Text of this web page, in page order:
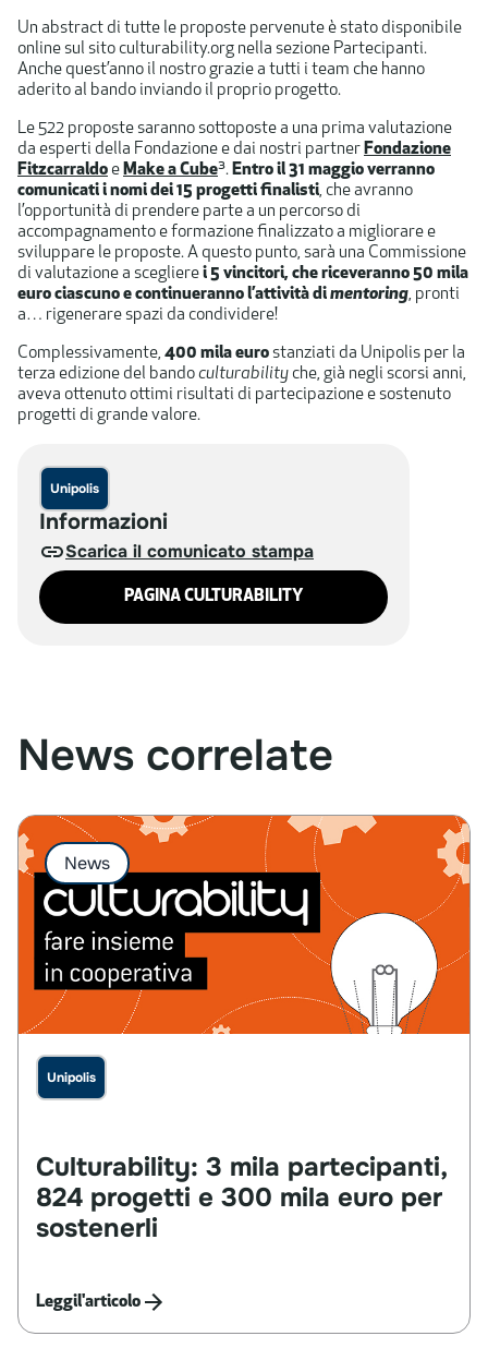
Un abstract di tutte le proposte pervenute è stato disponibile
online sul sito culturability.org nella sezione Partecipanti.
Anche quest’anno il nostro grazie a tutti i team che hanno
aderito al bando inviando il proprio progetto.
Le 522 proposte saranno sottoposte a una prima valutazione
da esperti della Fondazione e dai nostri partner Fondazione
Fitzcarraldo e Make a Cube³. Entro il 31 maggio verranno
comunicati i nomi dei 15 progetti finalisti, che avranno
l’opportunità di prendere parte a un percorso di
accompagnamento e formazione finalizzato a migliorare e
sviluppare le proposte. A questo punto, sarà una Commissione
di valutazione a sceglierei 5 vincitori, che riceveranno 50 mila
euro ciascuno e continueranno l’attività dimentoring, pronti
a… rigenerare spazi da condividere!
Complessivamente, 400 mila eurostanziati da Unipolis per la
terza edizione del bandoculturability che, già negli scorsi anni,
aveva ottenuto ottimi risultati di partecipazione e sostenuto
progetti di grande valore.
Unipolis
Informazioni
Scarica il comunicato stampa
PAGINA CULTURABILITY
News correlate
News
Unipolis
Culturability: 3 mila partecipanti,
824 progetti e 300 mila euro per
sostenerli
Leggil'articolo